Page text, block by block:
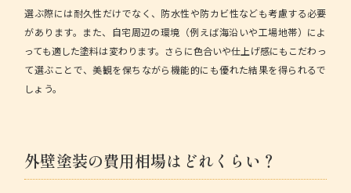
選ぶ際には耐久性だけでなく、防水性や防カビ性なども考慮する必要
があります。また、自宅周辺の環境（例えば海沿いや工場地帯）によ
っても適した塗料は変わります。さらに色合いや仕上げ感にもこだわっ
て選ぶことで、美観を保ちながら機能的にも優れた結果を得られるで
しょう。
外壁塗装の費用相場はどれくらい？